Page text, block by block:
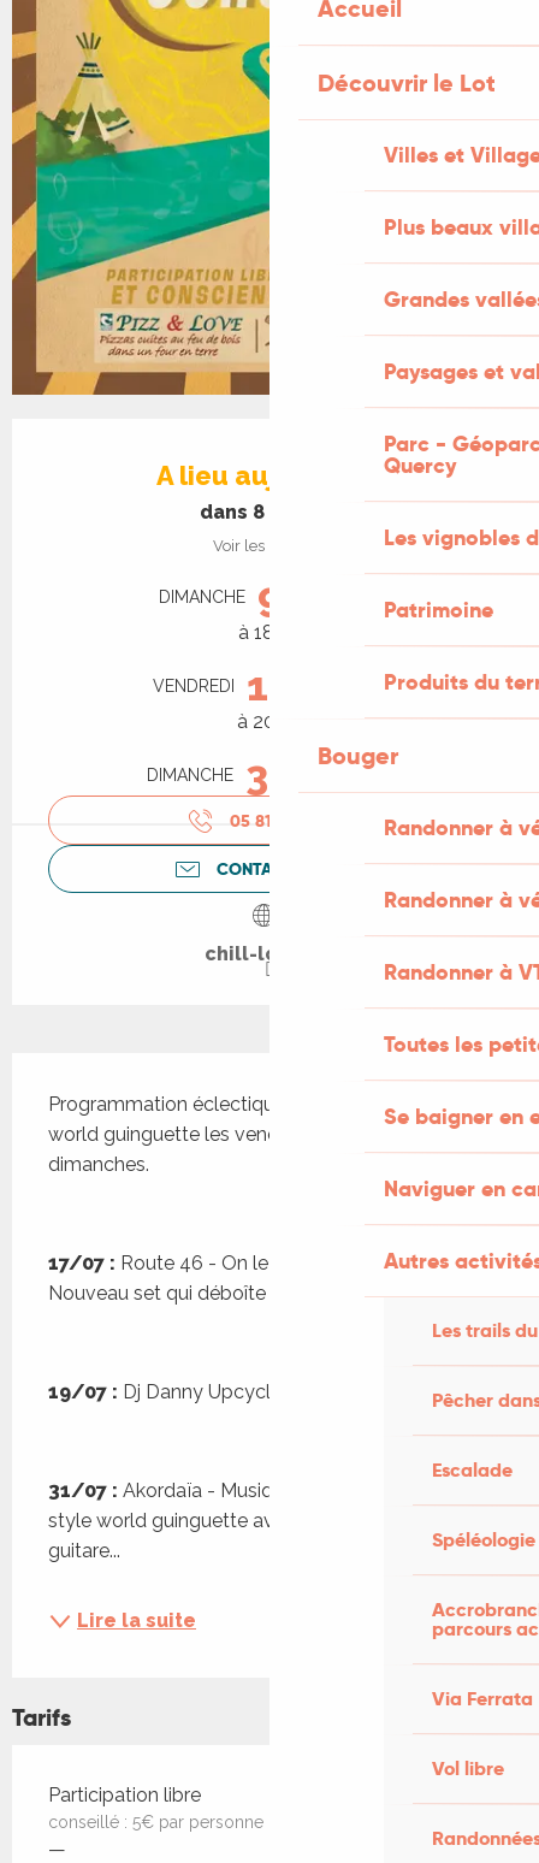
Accueil
Découvrir le Lot
Villes et
Plus beaux
Grandes
Paysages et
Parc -
Quercy
Les vignobles
Patrimoine
Produits du
Bouger
Randonner à
Randonner à
Randonner à
Toutes les
Se baigner en
Naviguer en
Autres
Les trails
Pêcher
Escalade
Spéléologie
parcours
Via Ferrata
Vol libre
Ouverture et coordonnées
A lieu aujourd'hui
dans 8 heures
Voir les horaires
DIMANCHE 9
à 18:00
VENDREDI 14
à 20:00
DIMANCHE 30
05 81 42 95
CONTACTEZ-NOUS
chill-lot.com
Programmation éclectique de musique style
world guinguette les vendredis et de Dj's les
dimanches.
17/07 : Route 46 - On le les présente plus…
Nouveau set qui déboîte !
19/07 : Dj Danny Upcycling
31/07 : Akordaïa - Musiques du monde dans un
style world guinguette avec accordéon, chants et
guitare...
Lire la suite
Tarifs
Tarifs 2026
Participation libre
conseillé : 5€ par personne
—